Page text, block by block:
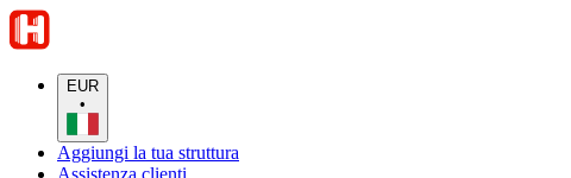
EUR
•
Aggiungi la tua struttura
Assistenza clienti